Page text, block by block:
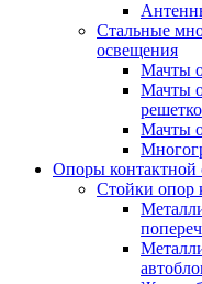
Стальные
освещения
Мачты
Мачты
Мачты
Опоры контактной
Стойки опор